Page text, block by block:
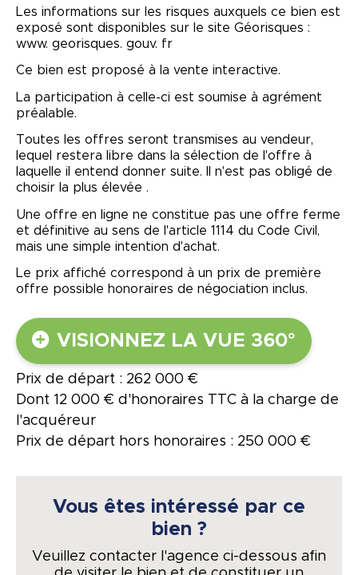
Les informations sur les risques auxquels ce bien est
exposé sont disponibles sur le site Géorisques :
www. georisques. gouv. fr
Ce bien est proposé à la vente interactive.
La participation à celle-ci est soumise à agrément
préalable.
Toutes les offres seront transmises au vendeur,
lequel restera libre dans la sélection de l'offre à
laquelle il entend donner suite. Il n'est pas obligé de
choisir la plus élevée .
Une offre en ligne ne constitue pas une offre ferme
et définitive au sens de l'article 1114 du Code Civil,
mais une simple intention d'achat.
Le prix affiché correspond à un prix de première
offre possible honoraires de négociation inclus.
VISIONNEZ LA VUE 360°
Prix de départ : 262 000 €
Dont 12 000 € d'honoraires TTC à la charge de
l'acquéreur
Prix de départ hors honoraires : 250 000 €
Vous êtes intéressé par ce
bien ?
Veuillez contacter l'agence ci-dessous afin